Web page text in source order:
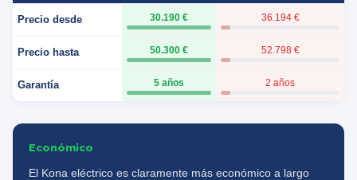
Precio desde 30.190 € 36.194 €
Precio hasta 50.300 € 52.798 €
Garantía 5 años 2 años
Económico
El Kona eléctrico es claramente más económico a largo